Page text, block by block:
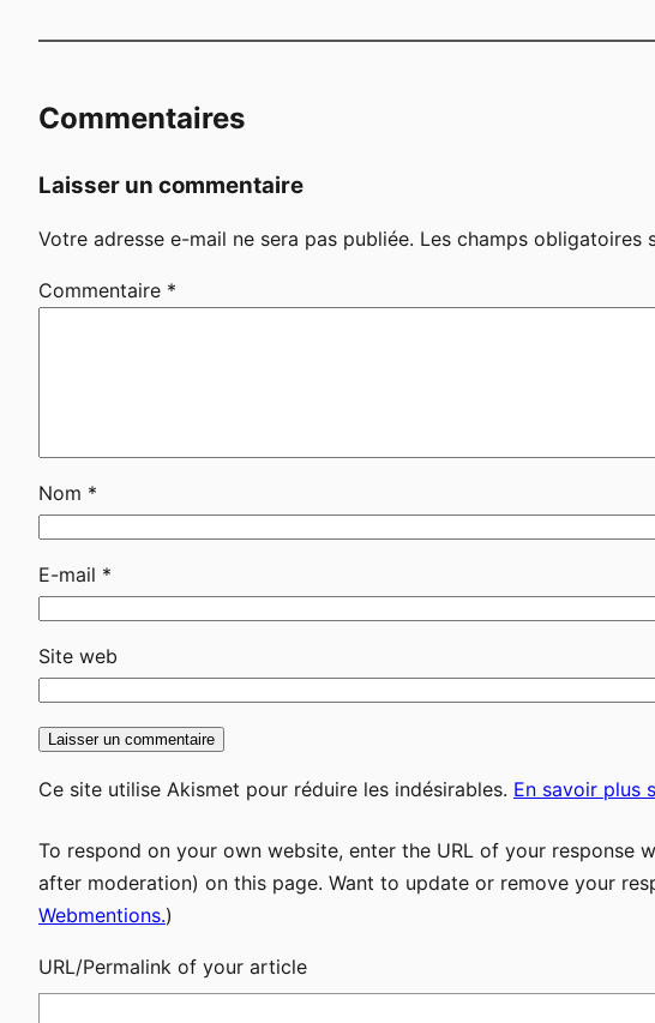
Commentaires
Laisser un commentaire
Votre adresse e-mail ne sera pas publiée. Les champs obligatoires
Commentaire *
Nom *
E-mail *
Site web
Ce site utilise Akismet pour réduire les indésirables. En savoir plus
To respond on your own website, enter the URL of your response
after moderation) on this page. Want to update or remove your
Webmentions.)
URL/Permalink of your article